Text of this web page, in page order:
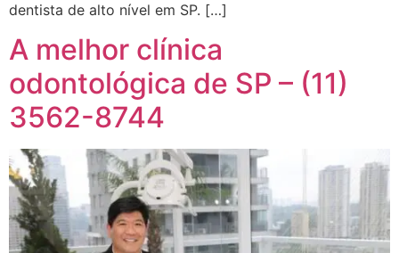
dentista de alto nível em SP. […]
A melhor clínica
odontológica de SP – (11)
3562-8744